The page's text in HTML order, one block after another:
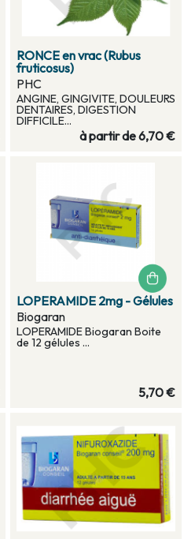
RONCE en vrac (Rubus
fruticosus)
PHC
ANGINE, GINGIVITE, DOULEURS
DENTAIRES, DIGESTION
DIFFICILE...
à partir de6,70 €
LOPERAMIDE 2mg - Gélules
Biogaran
LOPERAMIDE Biogaran Boite
de 12 gélules ...
5,70 €